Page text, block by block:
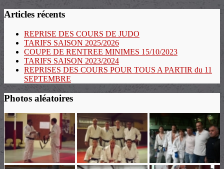
Articles récents
REPRISE DES COURS DE JUDO
TARIFS SAISON 2025/2026
COUPE DE RENTREE MINIMES 15/10/2023
TARIFS SAISON 2023/2024
REPRISES DES COURS POUR TOUS A PARTIR du 11
SEPTEMBRE
Photos aléatoires